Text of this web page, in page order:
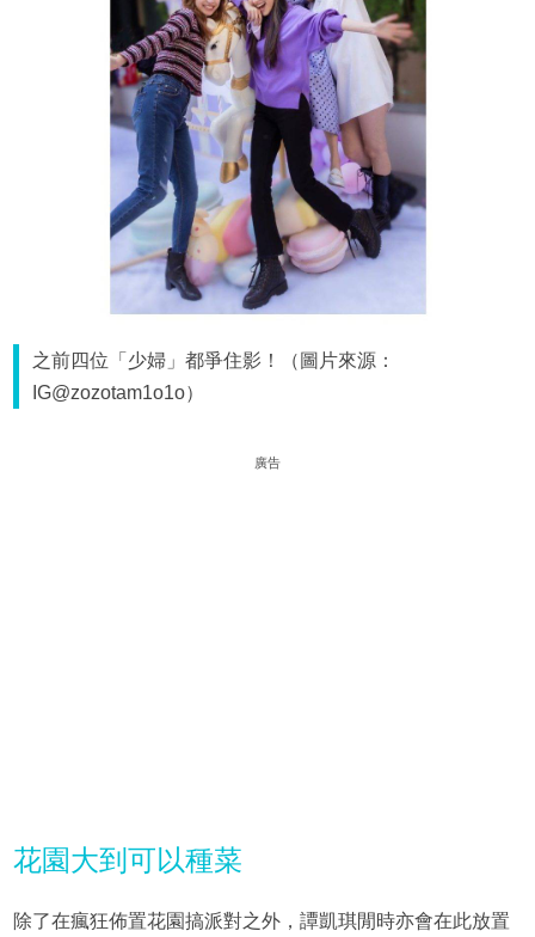
之前四位「少婦」都爭住影！（圖片來源：
IG@zozotam1o1o）
廣告
花園大到可以種菜
除了在瘋狂佈置花園搞派對之外，譚凱琪閒時亦會在此放置